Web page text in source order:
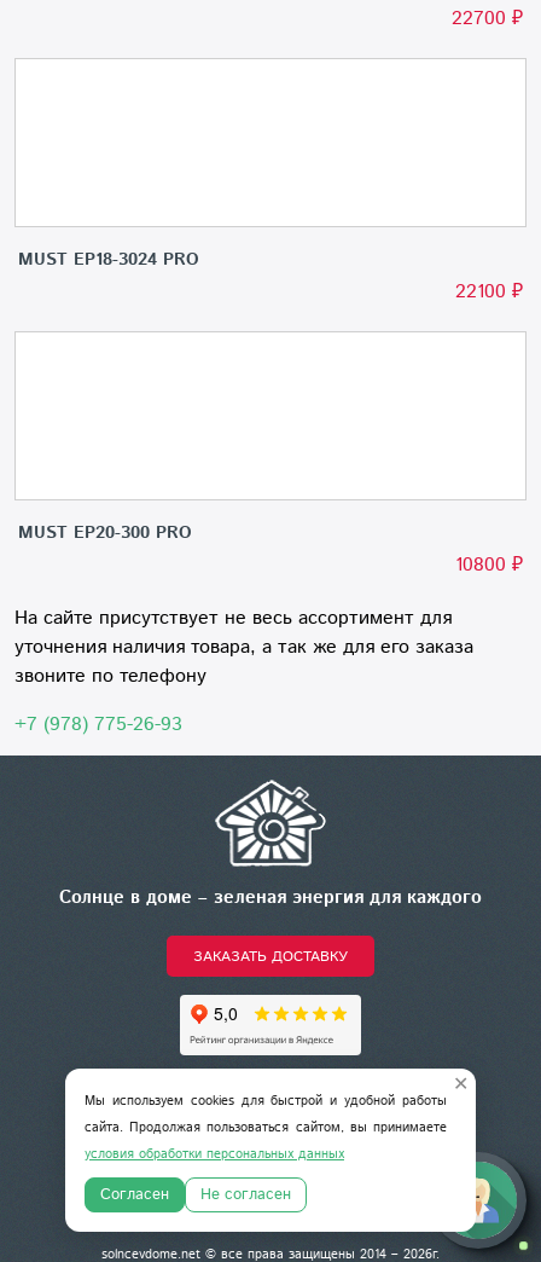
22700 ₽
MUST EP18-3024 PRO
22100 ₽
MUST EP20-300 PRO
10800 ₽
На сайте присутствует не весь ассортимент для
уточнения наличия товара, а так же для его заказа
звоните по телефону
+7 (978) 775-26-93
Солнце в доме – зеленая энергия для каждого
ЗАКАЗАТЬ ДОСТАВКУ
+7 (978) 775-26-93
solncevdome.net © все права защищены 2014 – 2026г.
Мы используем cookies для быстрой и удобной работы
сайта. Продолжая пользоваться сайтом, вы принимаете
условия обработки персональных данных
Согласен Не согласен
✕